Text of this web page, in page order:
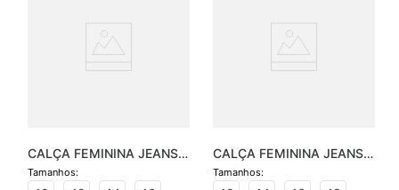
CALÇA FEMININA JEANS
LUCIANA FLARE
CALÇA FEMININA JEANS
SOFIA BOOTCUT